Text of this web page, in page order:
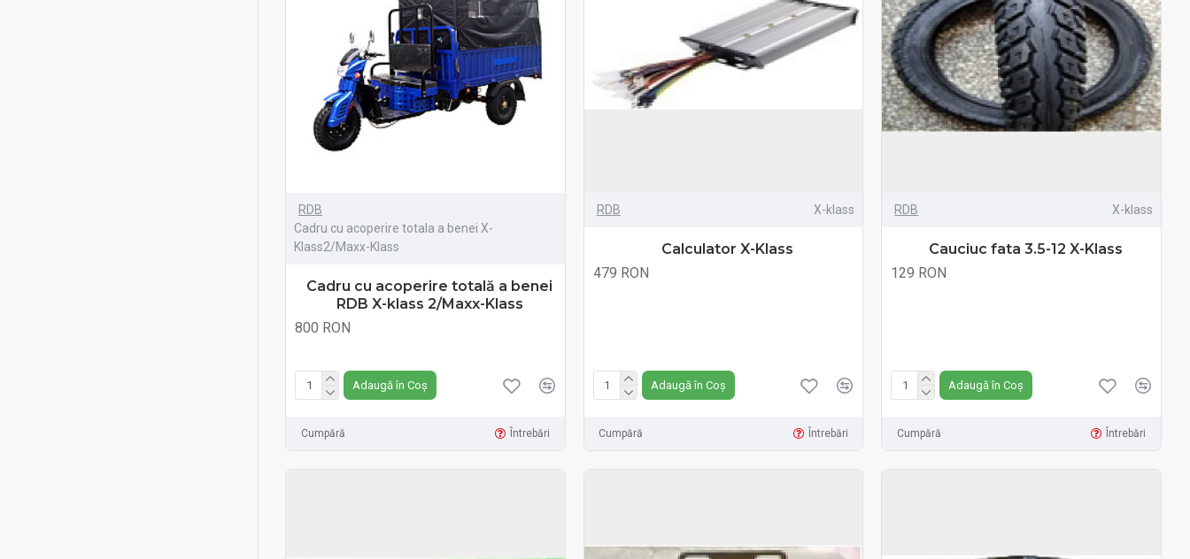
RDB
Cadru cu acoperire totala a benei X-
Klass2/Maxx-Klass
Cadru cu acoperire totală a benei
RDB X-klass 2/Maxx-Klass
800 RON
Adaugă în Coș
Cumpără Întrebări
RDB X-klass
Calculator X-Klass
479 RON
Adaugă în Coș
Cumpără Întrebări
RDB X-klass
Cauciuc fata 3.5-12 X-Klass
129 RON
Adaugă în Coș
Cumpără Întrebări